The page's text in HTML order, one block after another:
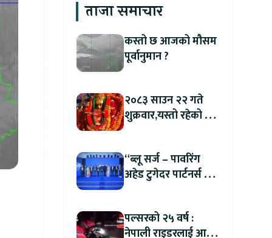
ताजा समाचार
कस्तो छ आजको मौसम
पूर्वानुमान ?
२०८३ साउन २२ गते
शुक्रवार,यस्तो रहेको छ
“ब्लू सर्ज – पावरिंग
अहेड टुगेदर पार्टनर्स मीट
यामाहाको घोषणा
पल्सरको २५ वर्ष :
नेपाली राइडरलाई आफ्नै